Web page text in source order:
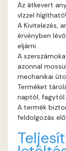
Az átkevert
vízzel hígítható!
A Kivitelezés,
érvényben
eljárni.
A
azonnal
mechanikai
Terméket
naptól, fagytól.
A termék
feldolgozás